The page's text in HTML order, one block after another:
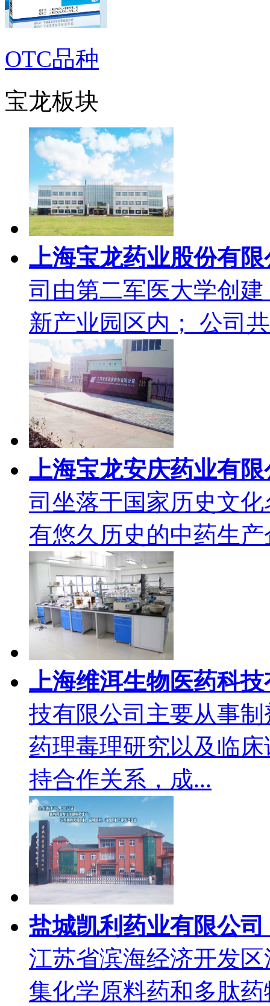
OTC品种
宝龙板块
上海宝龙药业股份有限
司由第二军医大学创
新产业园区内； 公司
上海宝龙安庆药业有限
司坐落于国家历史文
有悠久历史的中药生
上海维洱生物医药科
技有限公司主要从事
药理毒理研究以及临
持合作关系，成...
盐城凯利药业有限公司
江苏省滨海经济开发
集化学原料药和多肽